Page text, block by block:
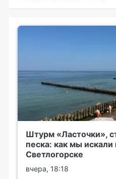
Штурм «Ласточки»,
песка: как мы
Светлогорске
вчера, 18:18